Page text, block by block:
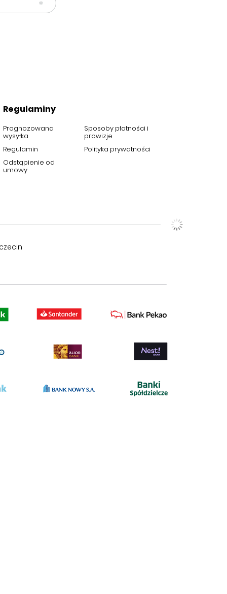
Regulaminy
Prognozowana
wysyłka
Sposoby płatności i
prowizje
Regulamin
Polityka prywatności
Odstąpienie od
umowy